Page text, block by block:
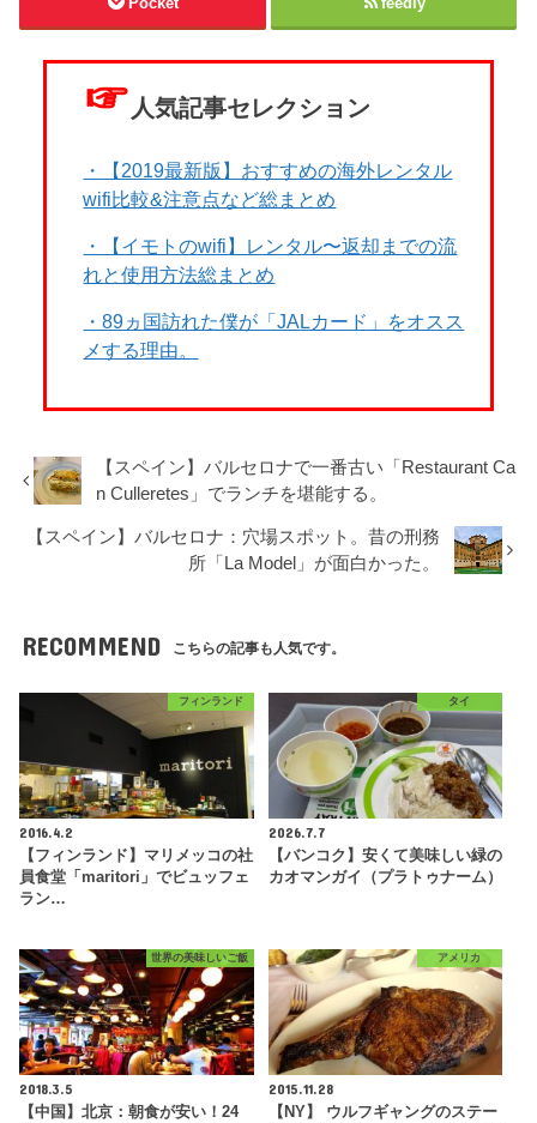
☞ 人気記事セレクション
・【2019最新版】おすすめの海外レンタル
wifi比較&注意点など総まとめ
・【イモトのwifi】レンタル〜返却までの流
れと使用方法総まとめ
・89ヵ国訪れた僕が「JALカード」をオスス
メする理由。
【スペイン】バルセロナで一番古い「Restaurant Ca
n Culleretes」でランチを堪能する。
【スペイン】バルセロナ：穴場スポット。昔の刑務
所「La Model」が面白かった。
RECOMMEND こちらの記事も人気です。
フィンランド
2016.4.2
【フィンランド】マリメッコの社
員食堂「maritori」でビュッフェ
ラン…
タイ
2026.7.7
【バンコク】安くて美味しい緑の
カオマンガイ（プラトゥナーム）
世界の美味しいご飯
2018.3.5
【中国】北京：朝食が安い！24
アメリカ
2015.11.28
【NY】 ウルフギャングのステー